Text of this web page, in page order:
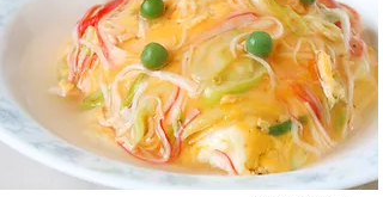
透明醤油は下味として使用がおすすめ/Clear
soy sauce is recommended for use as a
primer.